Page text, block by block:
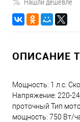
ОПИСАНИЕ
Мощность: 1 л.с.
Напряжение: 220-
проточный Тип
мощность: 750 Вт/